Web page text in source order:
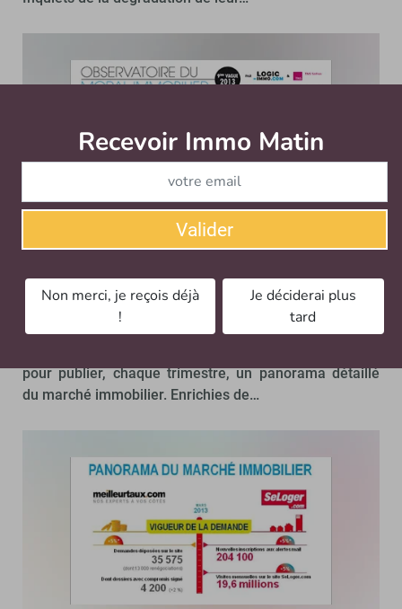
Meilleurtaux et SeLoger lancent un
panorama du marché immobilier
pour publier, chaque trimestre, un panorama détaillé
du marché immobilier. Enrichies de…
Recevoir Immo Matin
Valider
Non merci, je reçois déjà
!
Je déciderai plus
tard